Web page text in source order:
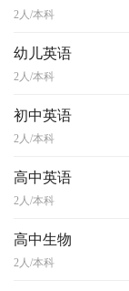
2人/本科
幼儿英语
2人/本科
初中英语
2人/本科
高中英语
2人/本科
高中生物
2人/本科